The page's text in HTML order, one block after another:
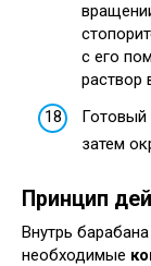
с его
раствор
Готовый
затем
Принцип
Внутрь
необходимые